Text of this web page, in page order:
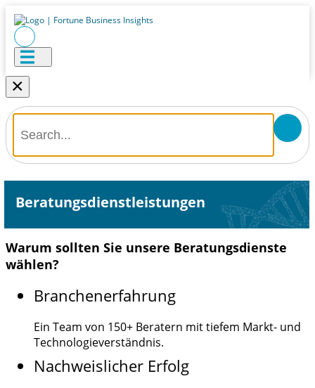
×
Beratungsdienstleistungen
Warum sollten Sie unsere Beratungsdienste
wählen?
Branchenerfahrung
Ein Team von 150+ Beratern mit tiefem Markt- und
Technologieverständnis.
Nachweislicher Erfolg